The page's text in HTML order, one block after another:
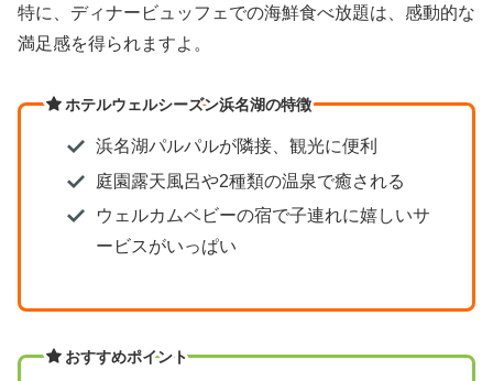
特に、ディナービュッフェでの海鮮食べ放題は、感動的な
満足感を得られますよ。
ホテルウェルシーズン浜名湖の特徴
浜名湖パルパルが隣接、観光に便利
庭園露天風呂や2種類の温泉で癒される
ウェルカムベビーの宿で子連れに嬉しいサ
ービスがいっぱい
おすすめポイント